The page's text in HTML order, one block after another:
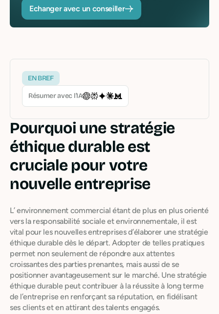
Echanger avec un conseiller
EN BREF
Résumer avec l’IA
Pourquoi une stratégie
éthique durable est
cruciale pour votre
nouvelle entreprise
L’ environnement commercial étant de plus en plus orienté
vers la responsabilité sociale et environnementale, il est
vital pour les nouvelles entreprises d’élaborer une stratégie
éthique durable dès le départ. Adopter de telles pratiques
permet non seulement de répondre aux attentes
croissantes des parties prenantes, mais aussi de se
positionner avantageusement sur le marché. Une stratégie
éthique durable peut contribuer à la réussite à long terme
de l’entreprise en renforçant sa réputation, en fidélisant
ses clients et en attirant des talents engagés.